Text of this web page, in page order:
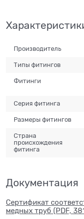
Производитель
Типы фитингов
Фитинги
Серия фитинга
Размеры фитингов
Страна
происхождения
фитинга
Документация
Сертификат
медных труб (PDF,